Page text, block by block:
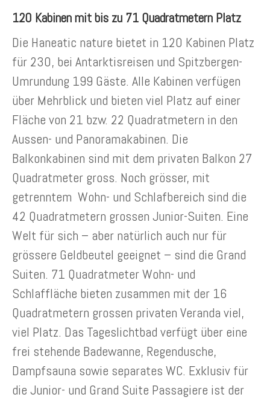
120 Kabinen mit bis zu 71 Quadratmetern Platz
Die Haneatic nature bietet in 120 Kabinen Platz
für 230, bei Antarktisreisen und Spitzbergen-
Umrundung 199 Gäste. Alle Kabinen verfügen
über Mehrblick und bieten viel Platz auf einer
Fläche von 21 bzw. 22 Quadratmetern in den
Aussen- und Panoramakabinen. Die
Balkonkabinen sind mit dem privaten Balkon 27
Quadratmeter gross. Noch grösser, mit
getrenntem Wohn- und Schlafbereich sind die
42 Quadratmetern grossen Junior-Suiten. Eine
Welt für sich – aber natürlich auch nur für
grössere Geldbeutel geeignet – sind die Grand
Suiten. 71 Quadratmeter Wohn- und
Schlaffläche bieten zusammen mit der 16
Quadratmetern grossen privaten Veranda viel,
viel Platz. Das Tageslichtbad verfügt über eine
frei stehende Badewanne, Regendusche,
Dampfsauna sowie separates WC. Exklusiv für
die Junior- und Grand Suite Passagiere ist der